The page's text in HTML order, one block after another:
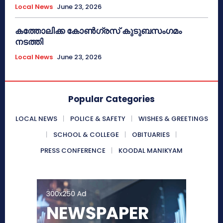
Local News June 23, 2026
കത്തോലിക്ക കോൺഗ്രസ് കുടുബസംഗമം
നടത്തി
Local News June 23, 2026
Popular Categories
LOCAL NEWS POLICE & SAFETY
WISHES & GREETINGS
SCHOOL & COLLEGE
OBITUARIES
PRESS CONFERENCE
KOODAL MANIKYAM